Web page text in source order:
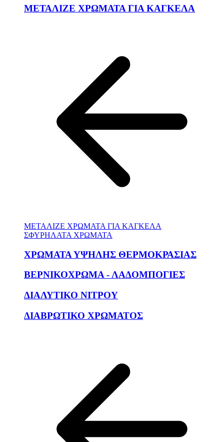
ΜΕΤΑΛΙΖΕ ΧΡΩΜΑΤΑ ΓΙΑ ΚΑΓΚΕΛΑ
ΜΕΤΑΛΙΖΕ ΧΡΩΜΑΤΑ ΓΙΑ ΚΑΓΚΕΛΑ
ΣΦΥΡΗΛΑΤΑ ΧΡΩΜΑΤΑ
ΧΡΩΜΑΤΑ ΥΨΗΛΗΣ ΘΕΡΜΟΚΡΑΣΙΑΣ
ΒΕΡΝΙΚΟΧΡΩΜΑ - ΛΑΔΟΜΠΟΓΙΕΣ
ΔΙΑΛΥΤΙΚΟ ΝΙΤΡΟΥ
ΔΙΑΒΡΩΤΙΚΟ ΧΡΩΜΑΤΟΣ